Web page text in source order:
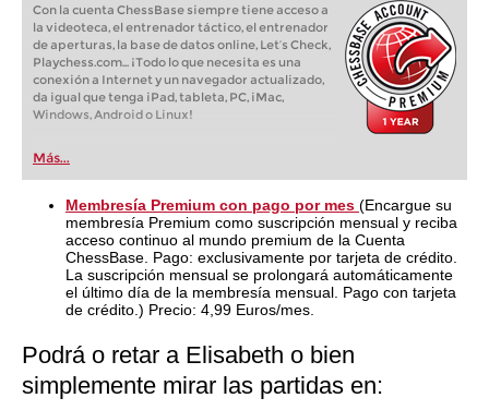
Con la cuenta ChessBase siempre tiene acceso a
la videoteca, el entrenador táctico, el entrenador
de aperturas, la base de datos online, Let’s Check,
Playchess.com... ¡Todo lo que necesita es una
conexión a Internet y un navegador actualizado,
da igual que tenga iPad, tableta, PC, iMac,
Windows, Android o Linux!
Más...
Membresía Premium con pago por mes (Encargue su
membresía Premium como suscripción mensual y reciba
acceso continuo al mundo premium de la Cuenta
ChessBase. Pago: exclusivamente por tarjeta de crédito.
La suscripción mensual se prolongará automáticamente
el último día de la membresía mensual. Pago con tarjeta
de crédito.) Precio: 4,99 Euros/mes.
Podrá o retar a Elisabeth o bien
simplemente mirar las partidas en: